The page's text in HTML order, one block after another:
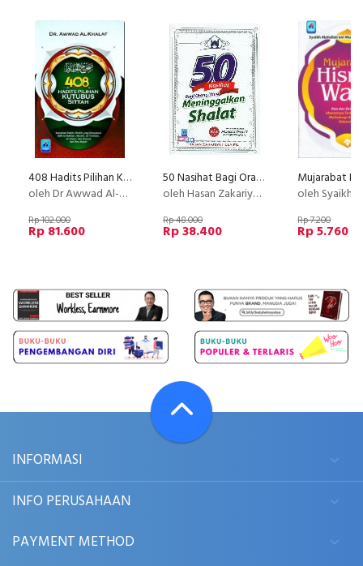
408 Hadits Pilihan Kutubus Sittah [Hard Cover]
oleh Dr Awwad Al-khalaf
Rp 102.000
Rp 81.600
50 Nasihat Bagi Orang Yang Meninggalkan Shalat
oleh Hasan Zakariya Fulaifil
Rp 48.000
Rp 38.400
oleh Syaikh Abdullah bin
Rp 7.200
Rp 5.760
INFORMASI
INFO PERUSAHAAN
PAYMENT METHOD